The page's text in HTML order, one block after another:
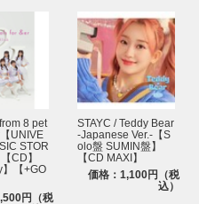
8 pet
UNIVE
STOR
CD】
】【+GO
円（税
STAYC / Teddy Bear
-Japanese Ver.-【S
olo盤 SUMIN盤】
【CD MAXI】
価格：1,100円（税
込）